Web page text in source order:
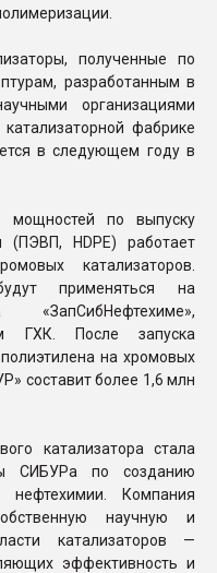
полученные по
разработанным в
организациями
фабрике
в следующем году в
мощностей по выпуску
(ПЭВП, HDPE) работает
катализаторов.
применяться на
ГХК. После запуска
на хромовых
составит более 1,6 млн
катализатора стала
СИБУРа по созданию
нефтехимии. Компания
научную и
катализаторов —
эффективность и